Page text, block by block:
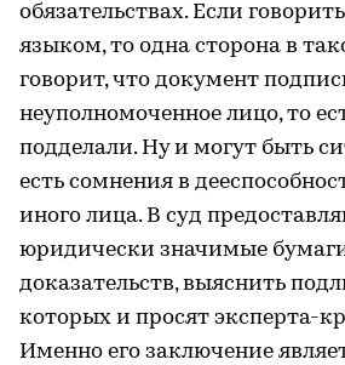
обязательствах. Если
языком, то одна сторона в
говорит, что документ
неуполномоченное лицо, то
подделали. Ну и могут быть
есть сомнения в
иного лица. В суд
юридически значимые
доказательств, выяснить
которых и просят эксперта-
Именно его заключение